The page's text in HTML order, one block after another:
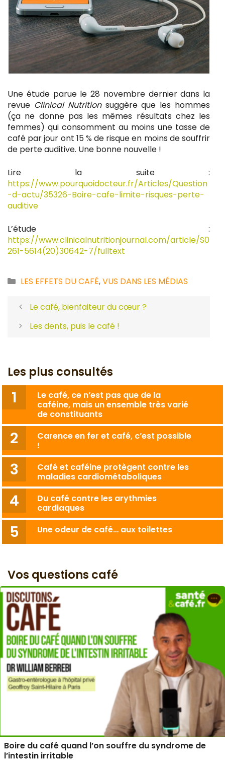
Une étude parue le 28 novembre dernier dans la
revue Clinical Nutritionsuggère que les hommes
(ça ne donne pas les mêmes résultats chez les
femmes) qui consomment au moins une tasse de
café par jour ont 15 % de risque en moins de souffrir
de perte auditive. Une bonne nouvelle !
Lire la suite :
https://www.pourquoidocteur.fr/Articles/Question
-d-actu/35326-Boire-cafe-limite-risques-perte-
auditive
L’étude :
https://www.clinicalnutritionjournal.com/article/S0
261-5614(20)30642-7/fulltext
Catégories
LES EFFETS DU CAFÉ,VUS DANS LES MÉDIAS
Le café, bienfaiteur du cœur ?
Les dents, puis le café !
Les plus consultés
Le café, ce n’est pas que de la
caféine, mais un ensemble très varié
de constituants
Carence en fer et café, c’est possible
!
Café et caféine protègent contre les
maladies cardiométaboliques
Du café contre les arythmies
cardiaques
Une odeur de café… aux toilettes
Vos questions café
Boire du café quand l’on souffre du syndrome de
l’intestin irritable